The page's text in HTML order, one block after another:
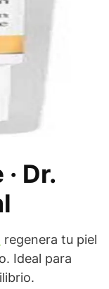
Dr.
regenera tu piel
Ideal para